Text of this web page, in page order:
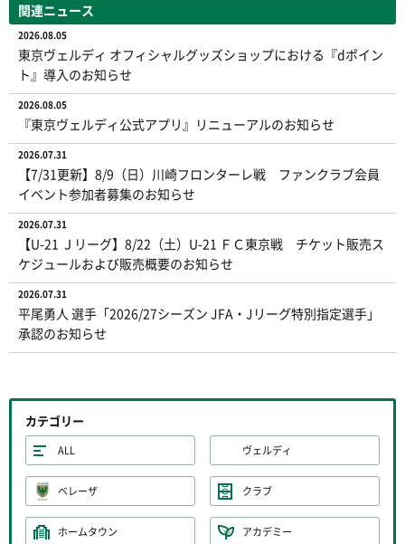
関連ニュース
2026.08.05
東京ヴェルディ オフィシャルグッズショップにおける『dポイン
ト』導入のお知らせ
2026.08.05
『東京ヴェルディ公式アプリ』リニューアルのお知らせ
2026.07.31
【7/31更新】8/9（日）川崎フロンターレ戦 ファンクラブ会員
イベント参加者募集のお知らせ
2026.07.31
【U-21 Ｊリーグ】8/22（土）U-21 ＦＣ東京戦 チケット販売ス
ケジュールおよび販売概要のお知らせ
2026.07.31
平尾勇人 選手「2026/27シーズン JFA・Jリーグ特別指定選手」
承認のお知らせ
カテゴリー
ALL ヴェルディ
ベレーザ クラブ
ホームタウン アカデミー